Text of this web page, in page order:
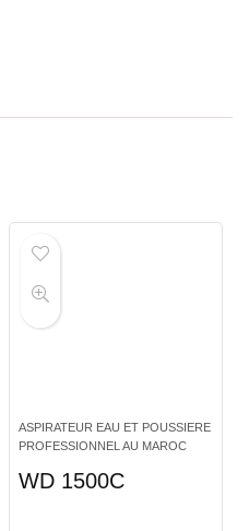
ASPIRATEUR EAU ET POUSSIERE
PROFESSIONNEL AU MAROC
WD 1500C